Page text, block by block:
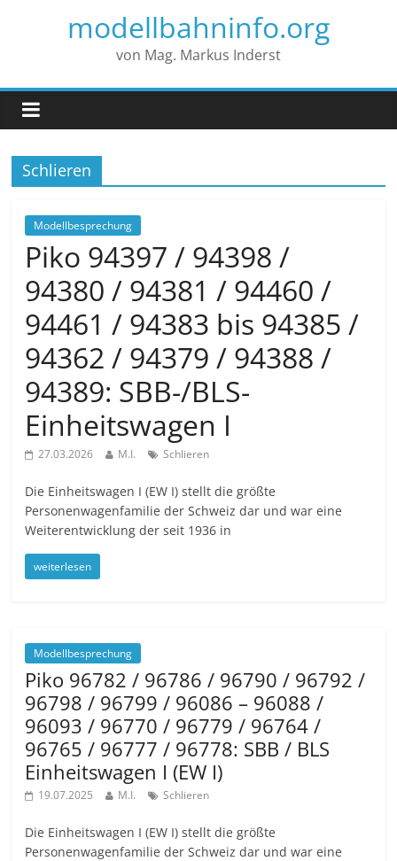
modellbahninfo.org
von Mag. Markus Inderst
Schlieren
Modellbesprechung
Piko 94397 / 94398 /
94380 / 94381 / 94460 /
94461 / 94383 bis 94385 /
94362 / 94379 / 94388 /
94389: SBB-/BLS-
Einheitswagen I
27.03.2026 M.I. Schlieren
Die Einheitswagen I (EW I) stellt die größte
Personenwagenfamilie der Schweiz dar und war eine
Weiterentwicklung der seit 1936 in
weiterlesen
Modellbesprechung
Piko 96782 / 96786 / 96790 / 96792 /
96798 / 96799 / 96086 – 96088 /
96093 / 96770 / 96779 / 96764 /
96765 / 96777 / 96778: SBB / BLS
Einheitswagen I (EW I)
19.07.2025 M.I. Schlieren
Die Einheitswagen I (EW I) stellt die größte
Personenwagenfamilie der Schweiz dar und war eine